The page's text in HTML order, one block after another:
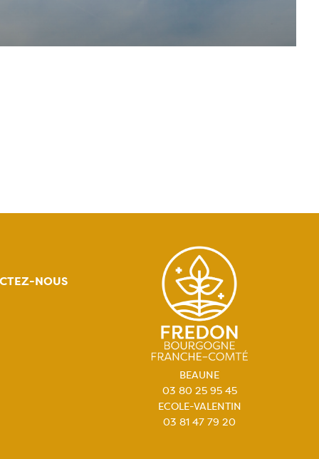
NOUS
BEAUNE
03 80 25 95 45
ECOLE-VALENTIN
03 81 47 79 20